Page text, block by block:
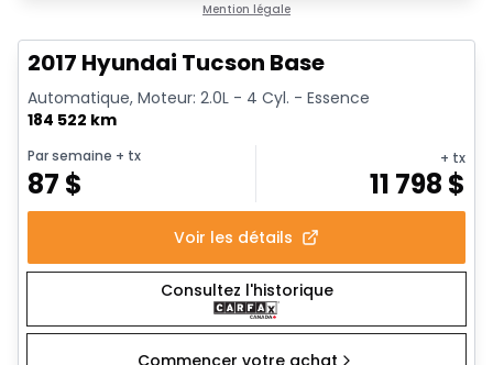
Mention légale
2017 Hyundai Tucson Base
Automatique, Moteur: 2.0L - 4 Cyl. - Essence
184 522 km
Par semaine + tx
87 $
+ tx
11 798 $
Voir les détails
Consultez l'historique
Commencer votre achat